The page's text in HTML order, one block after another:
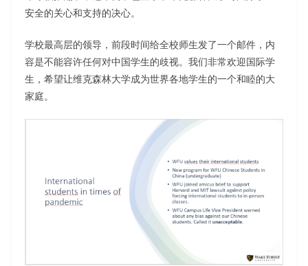
安全的关心和支持的决心。
学校最高层的领导，前段时间给全校师生发了一个邮件，内
容是不能容许任何对中国学生的歧视。我们非常欢迎国际学
生，希望让维克森林大学成为世界各地学生的一个和睦的大
家庭。